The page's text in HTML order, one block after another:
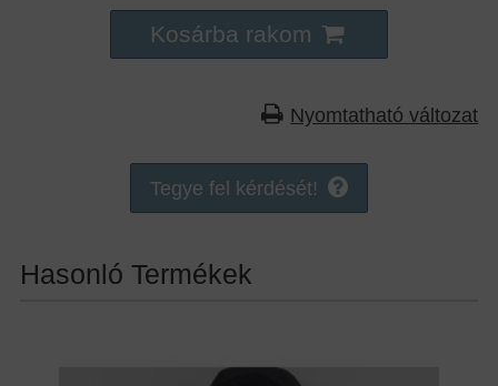
Kosárba rakom
Nyomtatható változat
Tegye fel kérdését!
Hasonló Termékek